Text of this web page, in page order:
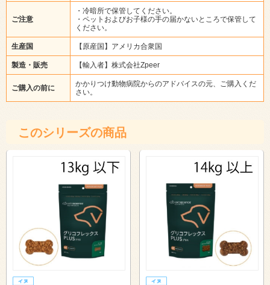
ご注意
・冷暗所で保管してください。
・ペットおよびお子様の手の届かないところで保管して
ください。
生産国 【原産国】アメリカ合衆国
製造・販売 【輸入者】株式会社Zpeer
ご購入の前に
かかりつけ動物病院からのアドバイスの元、ご購入くだ
さい。
このシリーズの商品